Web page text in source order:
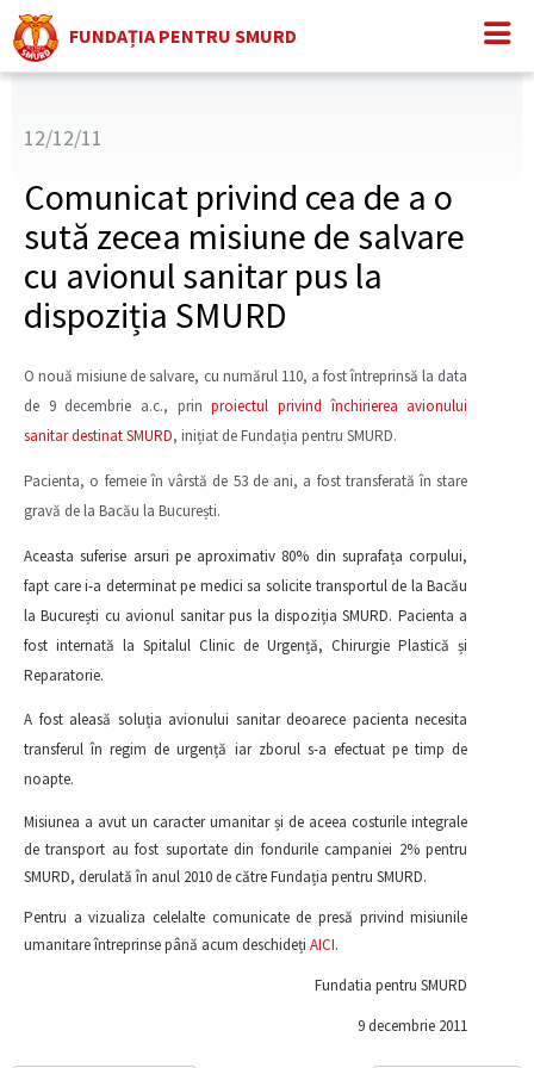
FUNDAȚIA PENTRU SMURD
12/12/11
Comunicat privind cea de a o
sută zecea misiune de salvare
cu avionul sanitar pus la
dispoziția SMURD
O nouă misiune de salvare, cu numărul 110, a fost întreprinsă la data
de 9 decembrie a.c., prinproiectul privind închirierea avionului
sanitar destinat SMURD, inițiat de Fundația pentru SMURD.
Pacienta, o femeie în vârstă de 53 de ani, a fost transferată în stare
gravă de la Bacău la București.
Aceasta suferise arsuri pe aproximativ 80% din suprafața corpului,
fapt care i-a determinat pe medici sa solicite transportul de la Bacău
la București cu avionul sanitar pus la dispoziția SMURD. Pacienta a
fost internată la Spitalul Clinic de Urgență, Chirurgie Plastică și
Reparatorie.
A fost aleasă soluția avionului sanitar deoarece pacienta necesita
transferul în regim de urgență iar zborul s-a efectuat pe timp de
noapte.
Misiunea a avut un caracter umanitar și de aceea costurile integrale
de transport au fost suportate din fondurile campaniei 2% pentru
SMURD, derulată în anul 2010 de către Fundația pentru SMURD.
Pentru a vizualiza celelalte comunicate de presă privind misiunile
umanitare întreprinse până acum deschideți AICI.
Fundatia pentru SMURD
9 decembrie 2011